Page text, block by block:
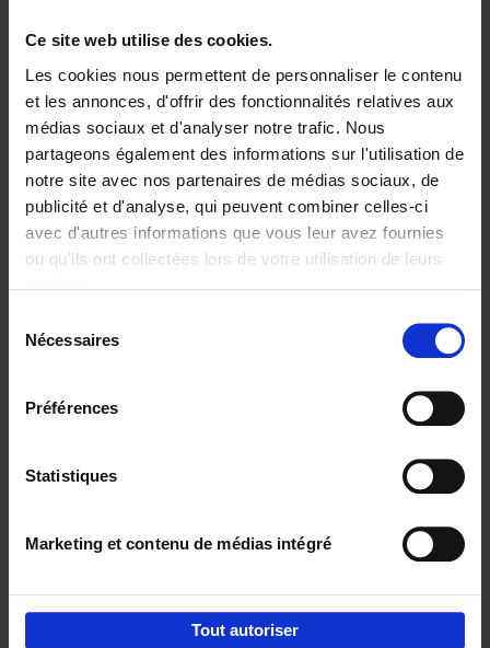
Ce site web utilise des cookies.
Les cookies nous permettent de personnaliser le contenu
et les annonces, d'offrir des fonctionnalités relatives aux
médias sociaux et d'analyser notre trafic. Nous
partageons également des informations sur l'utilisation de
notre site avec nos partenaires de médias sociaux, de
publicité et d'analyse, qui peuvent combiner celles-ci
avec d'autres informations que vous leur avez fournies
ou qu'ils ont collectées lors de votre utilisation de leurs
Nécessaires
Préférences
Statistiques
Marketing et contenu de médias intégré
Tout autoriser
Building Bonds = Building
Business
Jochen Roef Jozefien De Feyter
Carolien Boom
Couverture souple
2025 200
€29,99
Digital marketing like a PRO -
completely revised edition (EN)